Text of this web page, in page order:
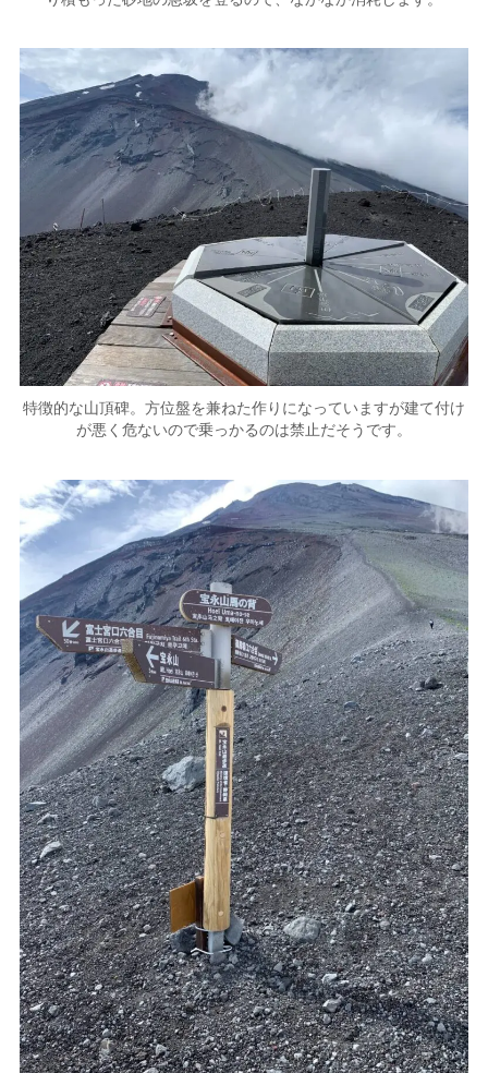
特徴的な山頂碑。方位盤を兼ねた作りになっていますが建て付け
が悪く危ないので乗っかるのは禁止だそうです。